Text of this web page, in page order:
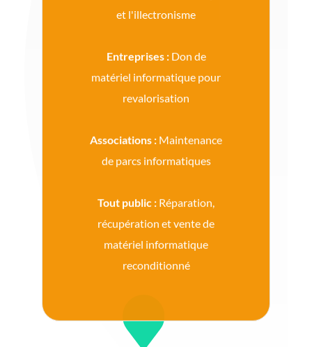
et l'illectronisme
Entreprises :Don de
matériel informatique pour
revalorisation
Associations : Maintenance
de parcs informatiques
Tout public : Réparation,
récupération et vente de
matériel informatique
reconditionné